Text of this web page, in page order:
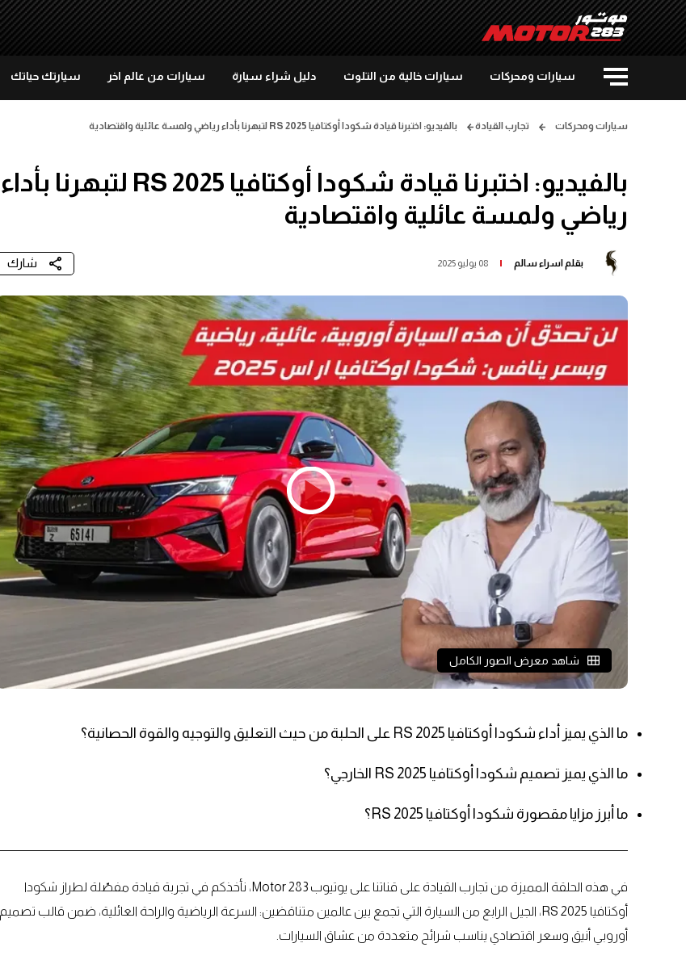
سيارات ومحركات سيارات خالية من التلوث دليل شراء سيارة سيارات من عالم اخر سيارتك حياتك
سيارات ومحركات تجارب القيادة بالفيديو: اختبرنا قيادة شكودا أوكتافيا RS 2025 لتبهرنا بأداء رياضي ولمسة عائلية واقتصادية
بالفيديو: اختبرنا قيادة شكودا أوكتافيا RS 2025 لتبهرنا بأداء
رياضي ولمسة عائلية واقتصادية
بقلم اسراء سالم 08 يوليو 2025 شارك
شاهد معرض الصور الكامل
ما الذي يميز أداء شكودا أوكتافيا RS 2025 على الحلبة من حيث التعليق والتوجيه والقوة الحصانية؟
ما الذي يميز تصميم شكودا أوكتافيا RS 2025 الخارجي؟
ما أبرز مزايا مقصورة شكودا أوكتافيا RS 2025؟
في هذه الحلقة المميزة من تجارب القيادة على قناتنا على يوتيوب Motor 283، نأخذكم في تجربة قيادة مفصّلة لطراز شكودا
أوكتافيا RS 2025، الجيل الرابع من السيارة التي تجمع بين عالمين متناقضين: السرعة الرياضية والراحة العائلية، ضمن قالب تصميم
أوروبي أنيق وسعر اقتصادي يناسب شرائح متعددة من عشاق السيارات.